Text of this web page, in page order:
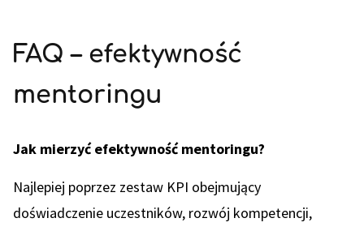
FAQ – efektywność
mentoringu
Jak mierzyć efektywność mentoringu?
Najlepiej poprzez zestaw KPI obejmujący
doświadczenie uczestników, rozwój kompetencji,